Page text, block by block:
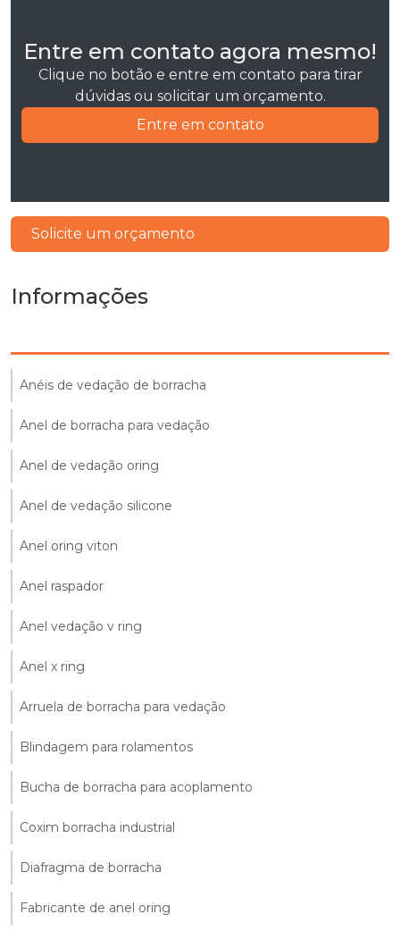
Entre em contato agora mesmo!
Clique no botão e entre em contato para tirar
dúvidas ou solicitar um orçamento.
Entre em contato
Solicite um orçamento
Informações
Anéis de vedação de borracha
Anel de borracha para vedação
Anel de vedação oring
Anel de vedação silicone
Anel oring viton
Anel raspador
Anel vedação v ring
Anel x ring
Arruela de borracha para vedação
Blindagem para rolamentos
Bucha de borracha para acoplamento
Coxim borracha industrial
Diafragma de borracha
Fabricante de anel oring